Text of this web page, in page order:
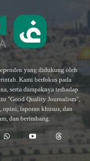
yang didukung oleh
Kami berfokus pada
serta dampaknya terhadap
"Good Quality Journalism",
opini, laporan khusus, dan
dan berimbang.